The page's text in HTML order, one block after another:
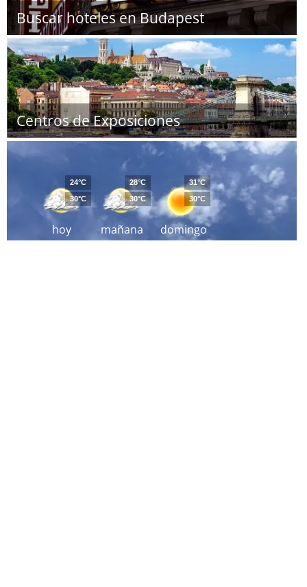
Buscar hoteles en Budapest
Centros de Exposiciones
hoy
24°C
30°C
mañana
28°C
30°C
domingo
31°C
30°C